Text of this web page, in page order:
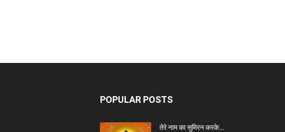
POPULAR POSTS
तेरे नाम का सुमिरन करके…